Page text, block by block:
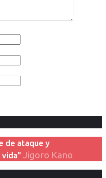
de ataque y
vida" Jigoro Kano